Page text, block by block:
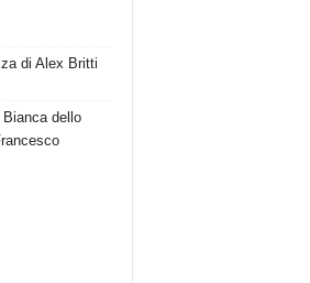
di Alex Britti
dello